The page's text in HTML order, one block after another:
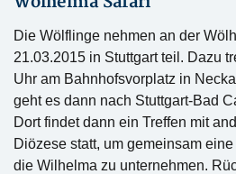
Die Wölflinge nehmen an der
21.03.2015 in Stuttgart teil. Dazu
Uhr am Bahnhofsvorplatz in
geht es dann nach Stuttgart-Bad
Dort findet dann ein Treffen mit
Diözese statt, um gemeinsam
die Wilhelma zu unternehmen.